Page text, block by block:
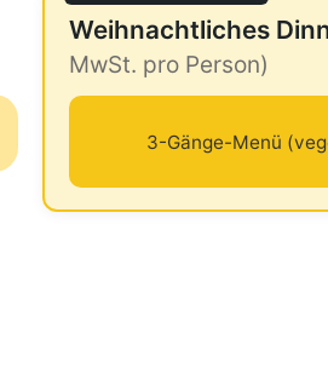
Weihnachtliches
MwSt. pro Person)
3-Gänge-Menü